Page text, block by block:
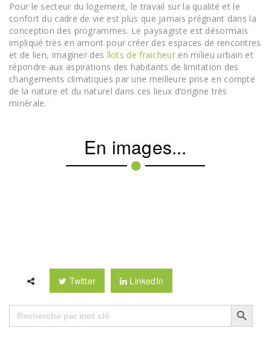
Pour le secteur du logement, le travail sur la qualité et le
confort du cadre de vie est plus que jamais prégnant dans la
conception des programmes. Le paysagiste est désormais
impliqué très en amont pour créer des espaces de rencontres
et de lien, imaginer des îlots de fraicheuren milieu urbain et
répondre aux aspirations des habitants de limitation des
changements climatiques par une meilleure prise en compte
de la nature et du naturel dans ces lieux d’origine très
minérale.
En images...
Twitter LinkedIn
Search
for:
Search Button